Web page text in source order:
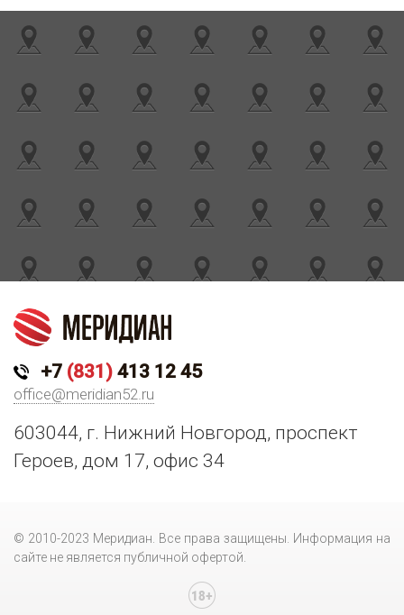
+7 (831) 413 12 45
office@meridian52.ru
603044, г. Нижний Новгород, проспект
Героев, дом 17, офис 34
© 2010-2023 Меридиан. Все права защищены. Информация на
сайте не является публичной офертой.